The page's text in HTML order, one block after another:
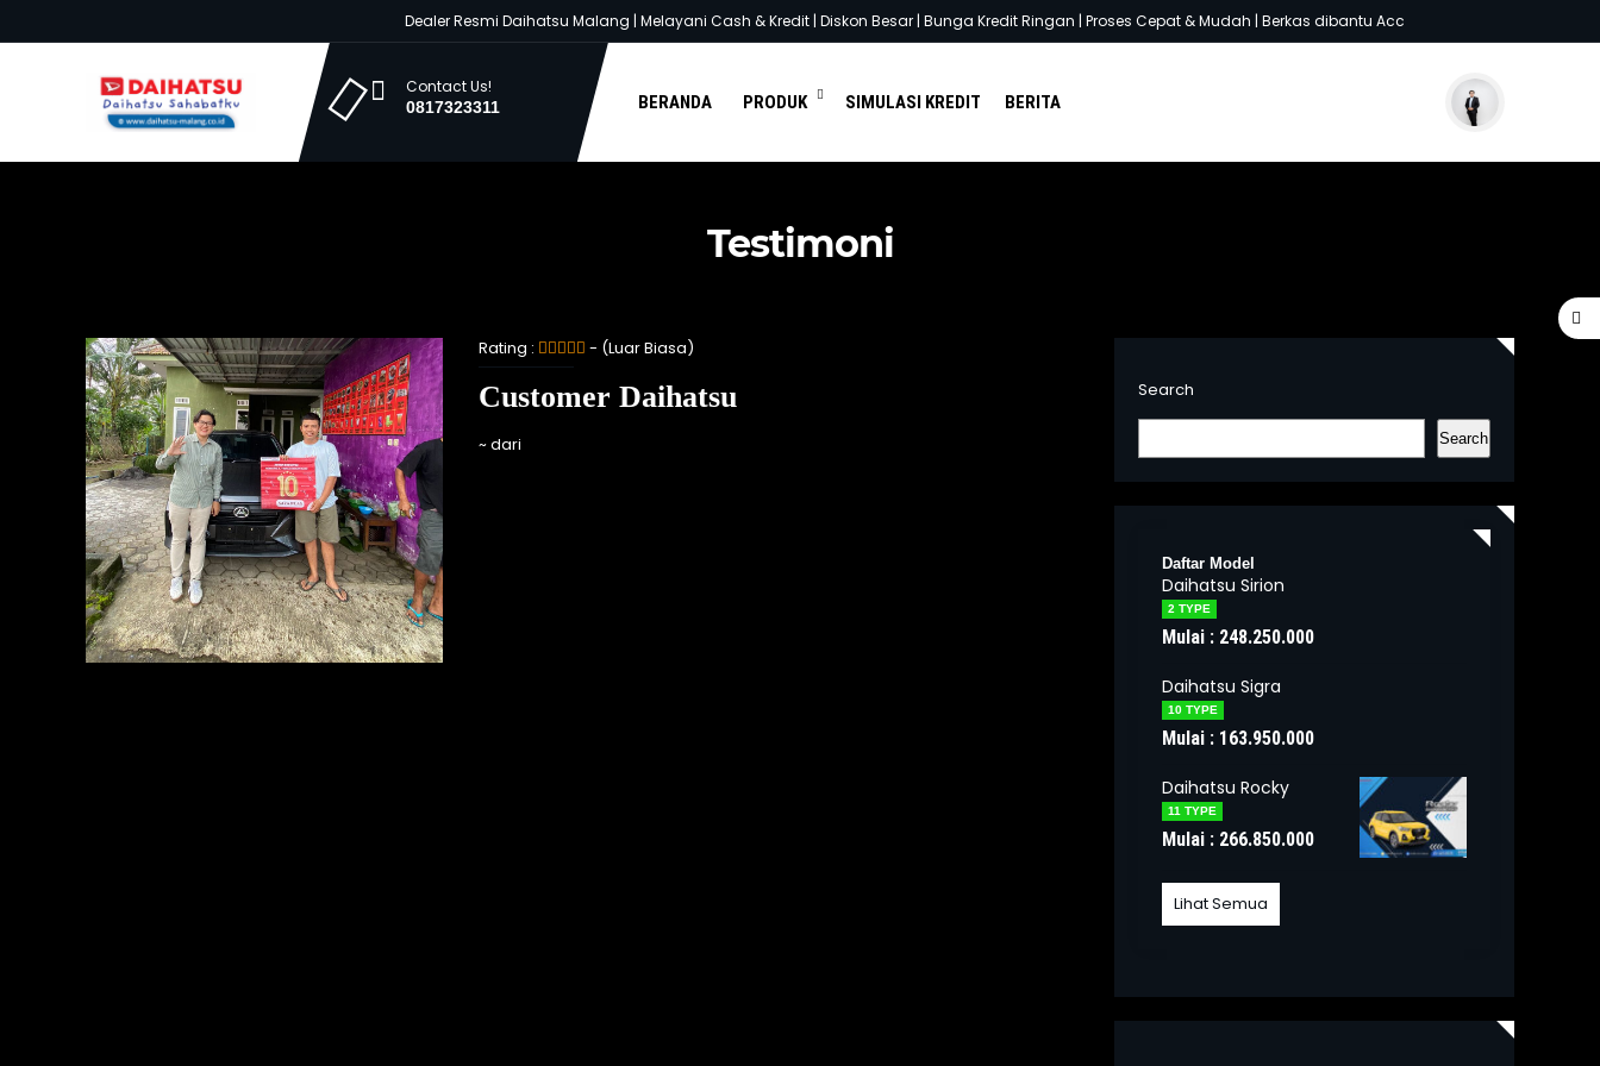
Dealer Resmi Daihatsu Malang | Melayani Cash & Kredit | Diskon Besar | Bunga Kredit Ringan | Proses Cepat & Mudah | Berkas dibantu Acc
Contact Us!
0817323311 BERANDA PRODUK SIMULASI KREDIT BERITA
You are here : Beranda/Testimoni/Customer Daihatsu
Testimoni
Rating : - (Luar Biasa)
Customer Daihatsu
~ dari
Search
Search
Daftar Model
Daihatsu Sirion
2 TYPE
Mulai : 248.250.000
Daihatsu Sigra
10 TYPE
Mulai : 163.950.000
Daihatsu Rocky
11 TYPE
Mulai : 266.850.000
Lihat Semua